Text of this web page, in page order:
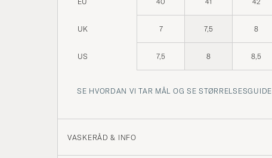
UK 7 7,5 8
US 7,5 8 8,5
SE HVORDAN VI TAR MÅL OG SE STØRRELSESGUIDE
VASKERÅD & INFO